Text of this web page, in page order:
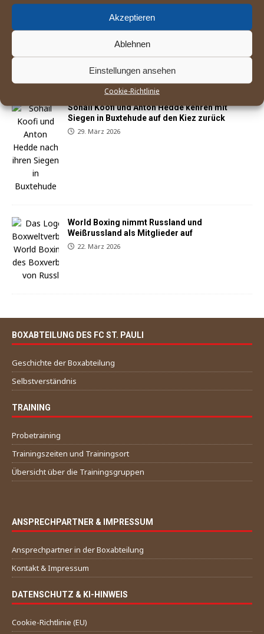
Akzeptieren
Ablehnen
Einstellungen ansehen
Cookie-Richtlinie
England Boxing betrachtet Mitgliedsverband
»East Midland« als gescheitert
25. April 2026
Sohail Koofi und Anton Hedde kehren mit
Siegen in Buxtehude auf den Kiez zurück
29. März 2026
World Boxing nimmt Russland und
Weißrussland als Mitglieder auf
22. März 2026
BOXABTEILUNG DES FC ST. PAULI
Geschichte der Boxabteilung
Selbstverständnis
TRAINING
Probetraining
Trainingszeiten und Trainingsort
Übersicht über die Trainingsgruppen
ANSPRECHPARTNER & IMPRESSUM
Ansprechpartner in der Boxabteilung
Kontakt & Impressum
DATENSCHUTZ & KI-HINWEIS
Cookie-Richtlinie (EU)